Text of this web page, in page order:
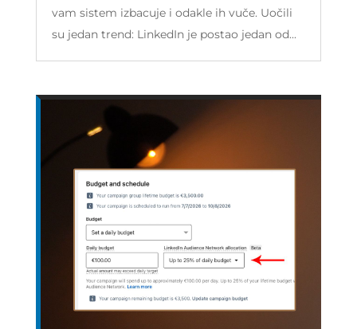
vam sistem izbacuje i odakle ih vuče. Uočili
su jedan trend: LinkedIn je postao jedan od...